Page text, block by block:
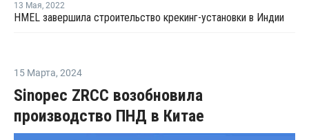
13 Мая, 2022
HMEL завершила строительство крекинг-установки в Индии
15 Марта, 2024
Sinopec ZRCC возобновила
производство ПНД в Китае